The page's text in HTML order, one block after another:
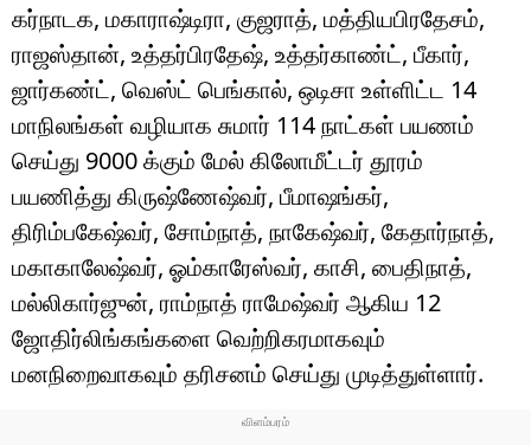
வைரல்
ஹெஃல்த்
ஷார்ட் வீடியோஸ்
வலை கதைகள்
போட்டோ கேலரி
கர்நாடக, மகாராஷ்டிரா, குஜராத், மத்தியபிரதேசம்,
ராஜஸ்தான், உத்தர்பிரதேஷ், உத்தர்காண்ட், பீகார்,
ஜார்கண்ட், வெஸ்ட் பெங்கால், ஒடிசா உள்ளிட்ட 14
மாநிலங்கள் வழியாக சுமார் 114 நாட்கள் பயணம்
செய்து 9000 க்கும் மேல் கிலோமீட்டர் தூரம்
பயணித்து கிருஷ்ணேஷ்வர், பீமாஷங்கர்,
திரிம்பகேஷ்வர், சோம்நாத், நாகேஷ்வர், கேதார்நாத்,
மகாகாலேஷ்வர், ஓம்காரேஸ்வர், காசி, பைதிநாத்,
மல்லிகார்ஜுன், ராம்நாத் ராமேஷ்வர் ஆகிய 12
ஜோதிர்லிங்கங்களை வெற்றிகரமாகவும்
மனநிறைவாகவும் தரிசனம் செய்து முடித்துள்ளார்.